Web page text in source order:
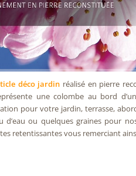
Modèles exclusifs d’animaux
déco jardin réalisé en pierre
une colombe au bord
pour votre jardin, terrasse,
d’eau ou quelques graines pour
retentissantes vous remerciant